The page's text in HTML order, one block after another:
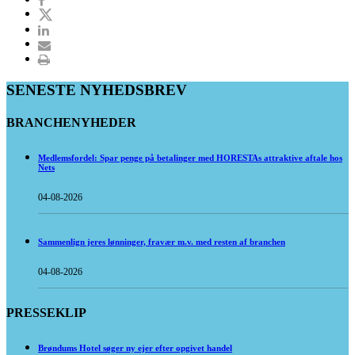
SENESTE NYHEDSBREV
BRANCHENYHEDER
Medlemsfordel: Spar penge på betalinger med HORESTAs attraktive aftale hos
Nets
04-08-2026
Sammenlign jeres lønninger, fravær m.v. med resten af branchen
04-08-2026
PRESSEKLIP
Brøndums Hotel søger ny ejer efter opgivet handel